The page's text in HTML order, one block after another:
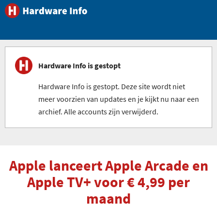
Hardware Info is gestopt
Hardware Info is gestopt. Deze site wordt niet
meer voorzien van updates en je kijkt nu naar een
archief. Alle accounts zijn verwijderd.
Apple lanceert Apple Arcade en
Apple TV+ voor € 4,99 per
maand